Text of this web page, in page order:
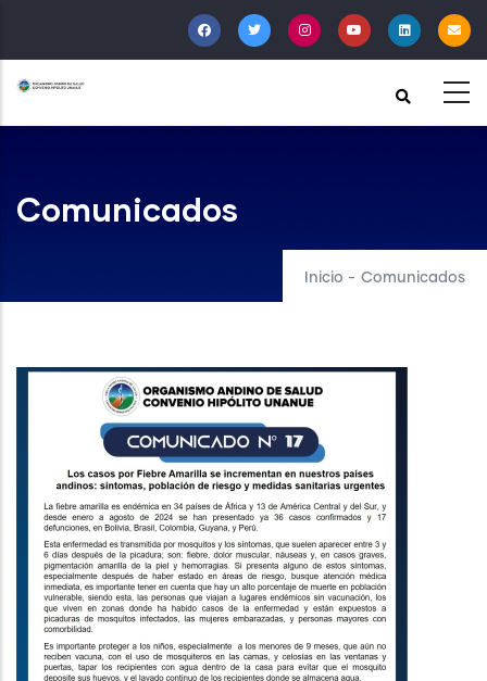
al
contenido
principal
Comunicados
Inicio - Comunicados